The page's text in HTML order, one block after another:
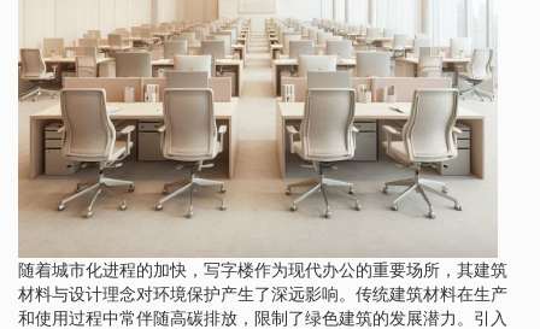
随着城市化进程的加快，写字楼作为现代办公的重要场所，其建筑
材料与设计理念对环境保护产生了深远影响。传统建筑材料在生产
和使用过程中常伴随高碳排放，限制了绿色建筑的发展潜力。引入